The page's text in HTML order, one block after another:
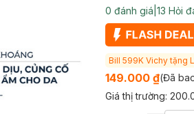
0 đánh giá 13 Hỏi
Bill 599K Vichy tặng
149.000 ₫(Đã
Giá thị trường: